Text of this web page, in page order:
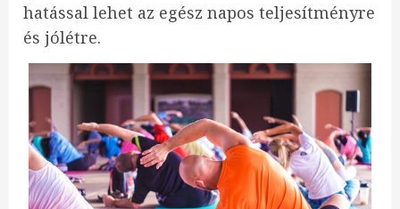
hatással lehet az egész napos teljesítményre
és jólétre.